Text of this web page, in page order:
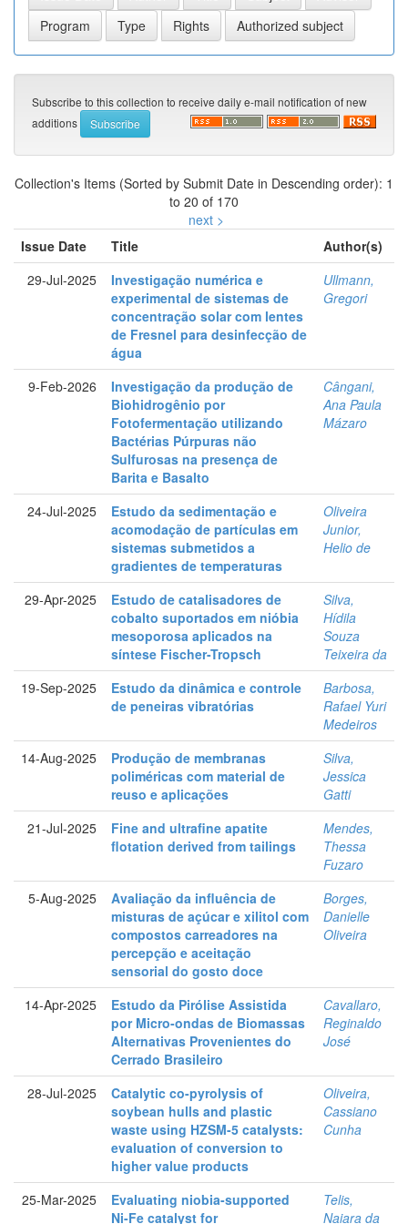
Subscribe to this collection to receive daily e-mail notification of new
additions
Collection's Items (Sorted by Submit Date in Descending order): 1
to 20 of 170
next >
Issue Date
Title
Author(s)
29-Jul-2025
Investigação numérica e
experimental de sistemas de
concentração solar com lentes
de Fresnel para desinfecção de
água
Ullmann,
Gregori
9-Feb-2026
Investigação da produção de
Biohidrogênio por
Fotofermentação utilizando
Bactérias Púrpuras não
Sulfurosas na presença de
Barita e Basalto
Cângani,
Ana Paula
Mázaro
24-Jul-2025
Estudo da sedimentação e
acomodação de partículas em
sistemas submetidos a
gradientes de temperaturas
Oliveira
Junior,
Helio de
29-Apr-2025
Estudo de catalisadores de
cobalto suportados em nióbia
mesoporosa aplicados na
síntese Fischer-Tropsch
Silva,
Hídila
Souza
Teixeira da
19-Sep-2025
Estudo da dinâmica e controle
de peneiras vibratórias
Barbosa,
Rafael Yuri
Medeiros
14-Aug-2025
Produção de membranas
poliméricas com material de
reuso e aplicações
Silva,
Jessica
Gatti
21-Jul-2025
Fine and ultrafine apatite
flotation derived from tailings
Mendes,
Thessa
Fuzaro
5-Aug-2025
Avaliação da influência de
misturas de açúcar e xilitol com
compostos carreadores na
percepção e aceitação
sensorial do gosto doce
Borges,
Danielle
Oliveira
14-Apr-2025
Estudo da Pirólise Assistida
por Micro-ondas de Biomassas
Alternativas Provenientes do
Cerrado Brasileiro
Cavallaro,
Reginaldo
José
28-Jul-2025
Catalytic co-pyrolysis of
soybean hulls and plastic
waste using HZSM-5 catalysts:
evaluation of conversion to
higher value products
Oliveira,
Cassiano
Cunha
25-Mar-2025
Evaluating niobia-supported
Ni-Fe catalyst for
Telis,
Naiara da